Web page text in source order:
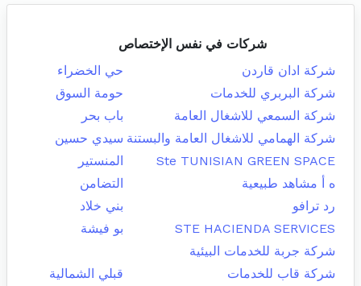
شركات في نفس الإختصاص
شركة ادان قاردن
حي الخضراء
شركة البربري للخدمات
حومة السوق
شركة السمعي للاشغال العامة
باب بحر
شركة الهمامي للاشغال العامة والبستنة سيدي حسين
Ste TUNISIAN GREEN SPACE
المنستير
ه أ مشاهد طبيعية
التضامن
رد ترافو
بني خلاد
STE HACIENDA SERVICES
بو فيشة
شركة جربة للخدمات البيئية
شركة قاب للخدمات
قبلي الشمالية